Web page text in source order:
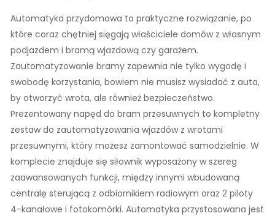
Automatyka przydomowa to praktyczne rozwiązanie, po
które coraz chętniej sięgają właściciele domów z własnym
podjazdem i bramą wjazdową czy garażem.
Zautomatyzowanie bramy zapewnia nie tylko wygodę i
swobodę korzystania, bowiem nie musisz wysiadać z auta,
by otworzyć wrota, ale również bezpieczeństwo.
Prezentowany napęd do bram przesuwnych to kompletny
zestaw do zautomatyzowania wjazdów z wrotami
przesuwnymi, który możesz zamontować samodzielnie. W
komplecie znajduje się siłownik wyposażony w szereg
zaawansowanych funkcji, między innymi wbudowaną
centralę sterującą z odbiornikiem radiowym oraz 2 piloty
4-kanałowe i fotokomórki. Automatyka przystosowana jest